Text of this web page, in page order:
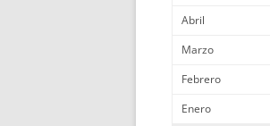
Abril
Marzo
Febrero
Enero